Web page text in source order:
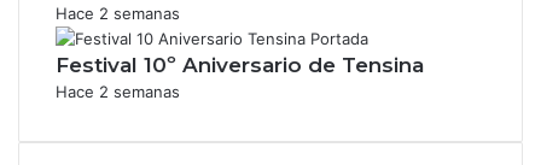
Hace 2 semanas
Festival 10º Aniversario de Tensina
Hace 2 semanas